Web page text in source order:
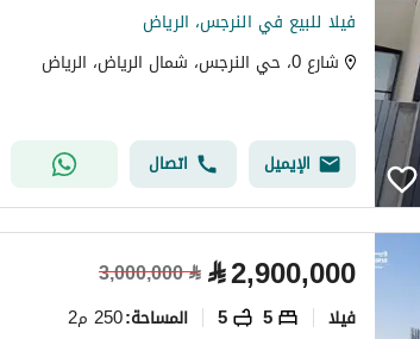
فيلا للبيع في النرجس، الرياض
شارع 0، حي النرجس، شمال الرياض، الرياض
الإيميل اتصال
⃁2,900,000
⃁
3,000,000
فیلا 5
5 المساحة:250 م2